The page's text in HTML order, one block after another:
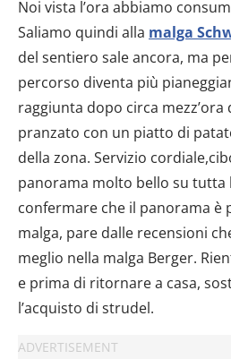
Noi vista l’ora abbiamo
Saliamo quindi alla malga
del sentiero sale ancora, ma
percorso diventa più
raggiunta dopo circa
pranzato con un piatto di
della zona. Servizio
panorama molto bello su tutta
confermare che il panorama è
malga, pare dalle recensioni
meglio nella malga Berger.
e prima di ritornare a casa,
l’acquisto di strudel.